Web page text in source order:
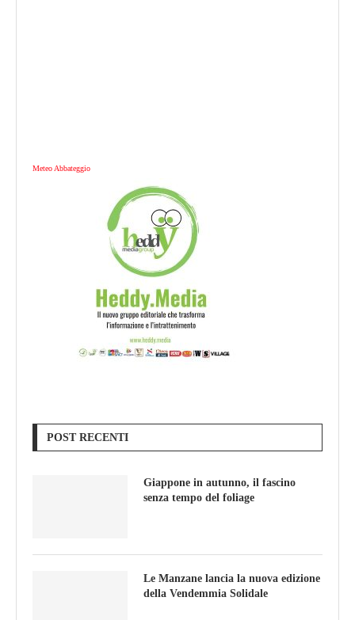
Meteo Abbateggio
POST RECENTI
Giappone in autunno, il fascino
senza tempo del foliage
Le Manzane lancia la nuova edizione
della Vendemmia Solidale